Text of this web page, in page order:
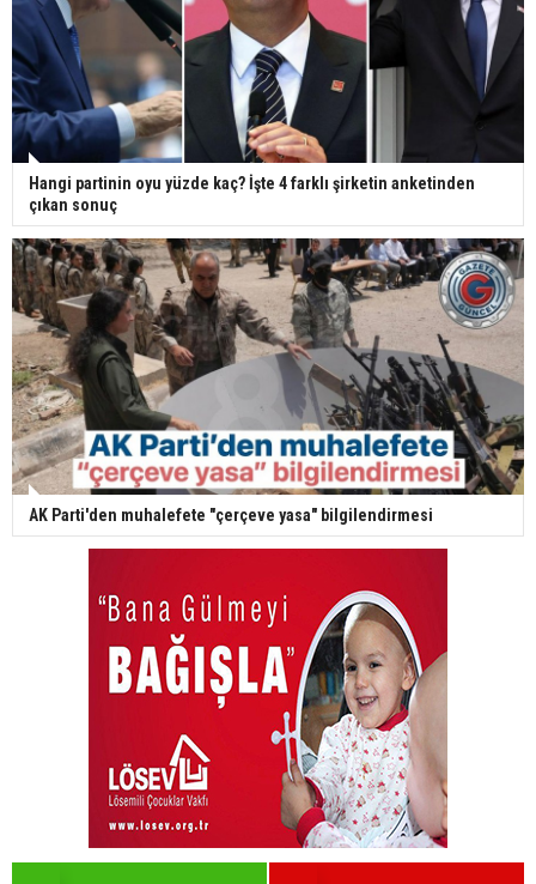
Hangi partinin oyu yüzde kaç? İşte 4 farklı şirketin anketinden
çıkan sonuç
AK Parti'den muhalefete "çerçeve yasa" bilgilendirmesi